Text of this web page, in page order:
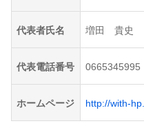
代表者氏名 増田 貴史
代表電話番号 0665345995
ホームページ http://with-